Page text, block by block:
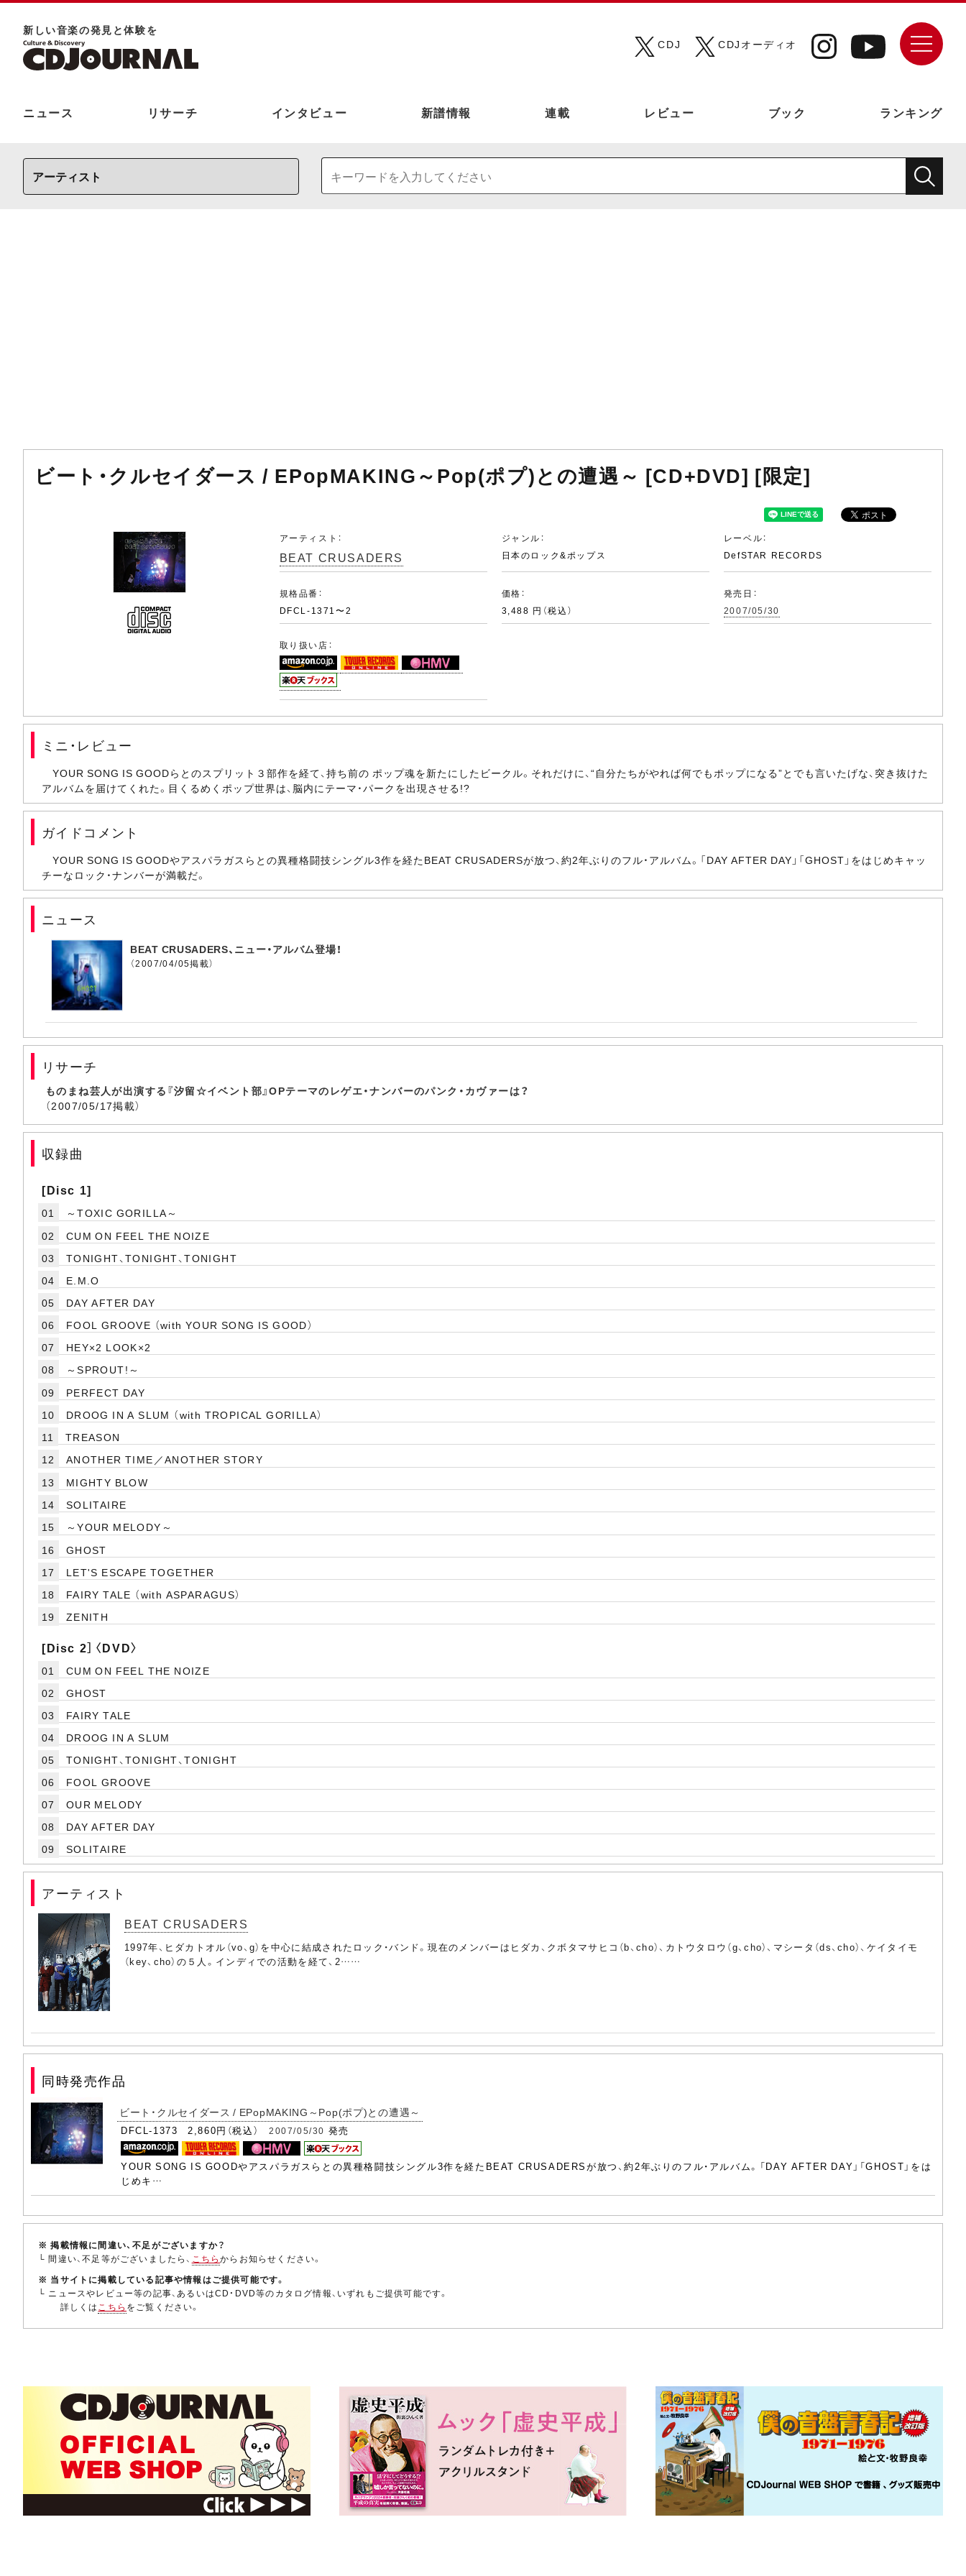
新しい⾳楽の発⾒と体験を
CDJ
CDJオーディオ
ニュース リサーチ インタビュー 新譜情報 連載 レビュー ブック ランキング
ビート・クルセイダース / EPopMAKING～Pop(ポプ)との遭遇～ [CD+DVD] [限定]
アーティスト：
BEAT CRUSADERS
ジャンル：
日本のロック&ポップス
レーベル：
DefSTAR RECORDS
規格品番：
DFCL-1371〜2
価格：
3,488 円（税込）
発売日：
2007/05/30
取り扱い店：
ミニ・レビュー
YOUR SONG IS GOODらとのスプリット３部作を経て、持ち前の ポップ魂を新たにしたビークル。それだけに、“自分たちがやれば何でもポップになる”とでも言いたげな、突き抜けた
アルバムを届けてくれた。目くるめくポップ世界は、脳内にテーマ・パークを出現させる!?
ガイドコメント
YOUR SONG IS GOODやアスパラガスらとの異種格闘技シングル3作を経たBEAT CRUSADERSが放つ、約2年ぶりのフル・アルバム。「DAY AFTER DAY」「GHOST」をはじめキャッ
チーなロック・ナンバーが満載だ。
ニュース
BEAT CRUSADERS、ニュー・アルバム登場！
（2007/04/05掲載）
リサーチ
ものまね芸人が出演する『汐留☆イベント部』OPテーマのレゲエ・ナンバーのパンク・カヴァーは？
（2007/05/17掲載）
収録曲
[Disc 1]
01
～TOXIC GORILLA～
02
CUM ON FEEL THE NOIZE
03
TONIGHT、TONIGHT、TONIGHT
04
E.M.O
05
DAY AFTER DAY
06
FOOL GROOVE （with YOUR SONG IS GOOD）
07
HEY×2 LOOK×2
08
～SPROUT!～
09
PERFECT DAY
10
DROOG IN A SLUM （with TROPICAL GORILLA）
11
TREASON
12
ANOTHER TIME／ANOTHER STORY
13
MIGHTY BLOW
14
SOLITAIRE
15
～YOUR MELODY～
16
GHOST
17
LET'S ESCAPE TOGETHER
18
FAIRY TALE （with ASPARAGUS）
19
ZENITH
[Disc 2］〈DVD〉
01
CUM ON FEEL THE NOIZE
02
GHOST
03
FAIRY TALE
04
DROOG IN A SLUM
05
TONIGHT、TONIGHT、TONIGHT
06
FOOL GROOVE
07
OUR MELODY
08
DAY AFTER DAY
09
SOLITAIRE
アーティスト
BEAT CRUSADERS
1997年、ヒダカトオル（vo、g）を中心に結成されたロック・バンド。現在のメンバーはヒダカ、クボタマサヒコ（b、cho）、カトウタロウ（g、cho）、マシータ（ds、cho）、ケイタイモ
（key、cho）の５人。インディでの活動を経て、2……
同時発売作品
ビート・クルセイダース / EPopMAKING～Pop(ポプ)との遭遇～
DFCL-1373 2,860円（税込）2007/05/30 発売
YOUR SONG IS GOODやアスパラガスらとの異種格闘技シングル3作を経たBEAT CRUSADERSが放つ、約2年ぶりのフル・アルバム。「DAY AFTER DAY」「GHOST」をは
じめキ…
※ 掲載情報に間違い、不足がございますか？
└ 間違い、不足等がございましたら、 こちらからお知らせください。
※ 当サイトに掲載している記事や情報はご提供可能です。
└ ニュースやレビュー等の記事、あるいはCD・DVD等のカタログ情報、いずれもご提供可能です。
詳しくはこちら をご覧ください。